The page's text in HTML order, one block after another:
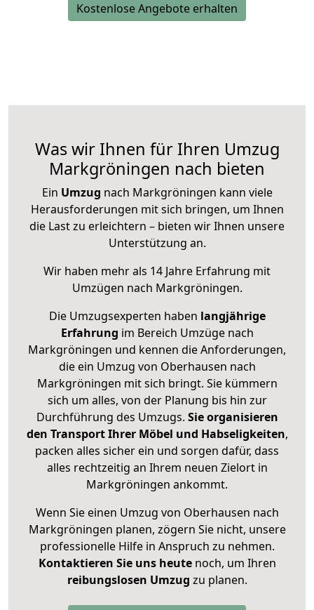
Kostenlose Angebote erhalten
Was wir Ihnen für Ihren Umzug
Markgröningen nach bieten
Ein Umzug nach Markgröningen kann viele
Herausforderungen mit sich bringen, um Ihnen
die Last zu erleichtern – bieten wir Ihnen unsere
Unterstützung an.
Wir haben mehr als 14 Jahre Erfahrung mit
Umzügen nach Markgröningen.
Die Umzugsexperten haben langjährige
Erfahrung im Bereich Umzüge nach
Markgröningen und kennen die Anforderungen,
die ein Umzug von Oberhausen nach
Markgröningen mit sich bringt. Sie kümmern
sich um alles, von der Planung bis hin zur
Durchführung des Umzugs. Sie organisieren
den Transport Ihrer Möbel und Habseligkeiten,
packen alles sicher ein und sorgen dafür, dass
alles rechtzeitig an Ihrem neuen Zielort in
Markgröningen ankommt.
Wenn Sie einen Umzug von Oberhausen nach
Markgröningen planen, zögern Sie nicht, unsere
professionelle Hilfe in Anspruch zu nehmen.
Kontaktieren Sie uns heutenoch, um Ihren
reibungslosen Umzug zu planen.